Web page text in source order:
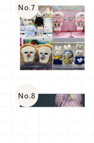
No.7
No.8